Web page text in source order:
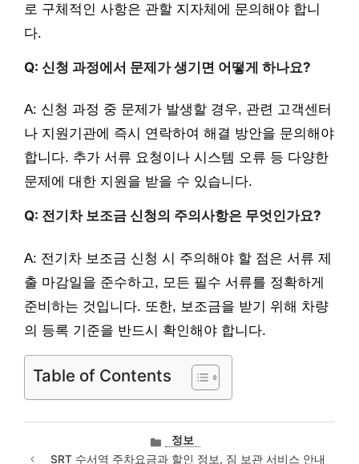
로 구체적인 사항은 관할 지자체에 문의해야 합니
다.
Q: 신청 과정에서 문제가 생기면 어떻게 하나요?
A: 신청 과정 중 문제가 발생할 경우, 관련 고객센터
나 지원기관에 즉시 연락하여 해결 방안을 문의해야
합니다. 추가 서류 요청이나 시스템 오류 등 다양한
문제에 대한 지원을 받을 수 있습니다.
Q: 전기차 보조금 신청의 주의사항은 무엇인가요?
A: 전기차 보조금 신청 시 주의해야 할 점은 서류 제
출 마감일을 준수하고, 모든 필수 서류를 정확하게
준비하는 것입니다. 또한, 보조금을 받기 위해 차량
의 등록 기준을 반드시 확인해야 합니다.
Table of Contents
카
테
정보
SRT 수서역 주차요금과 할인 정보, 짐 보관 서비스 안내